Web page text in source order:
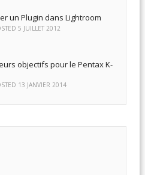
un Plugin dans Lightroom
5 JUILLET 2012
objectifs pour le Pentax K-
13 JANVIER 2014